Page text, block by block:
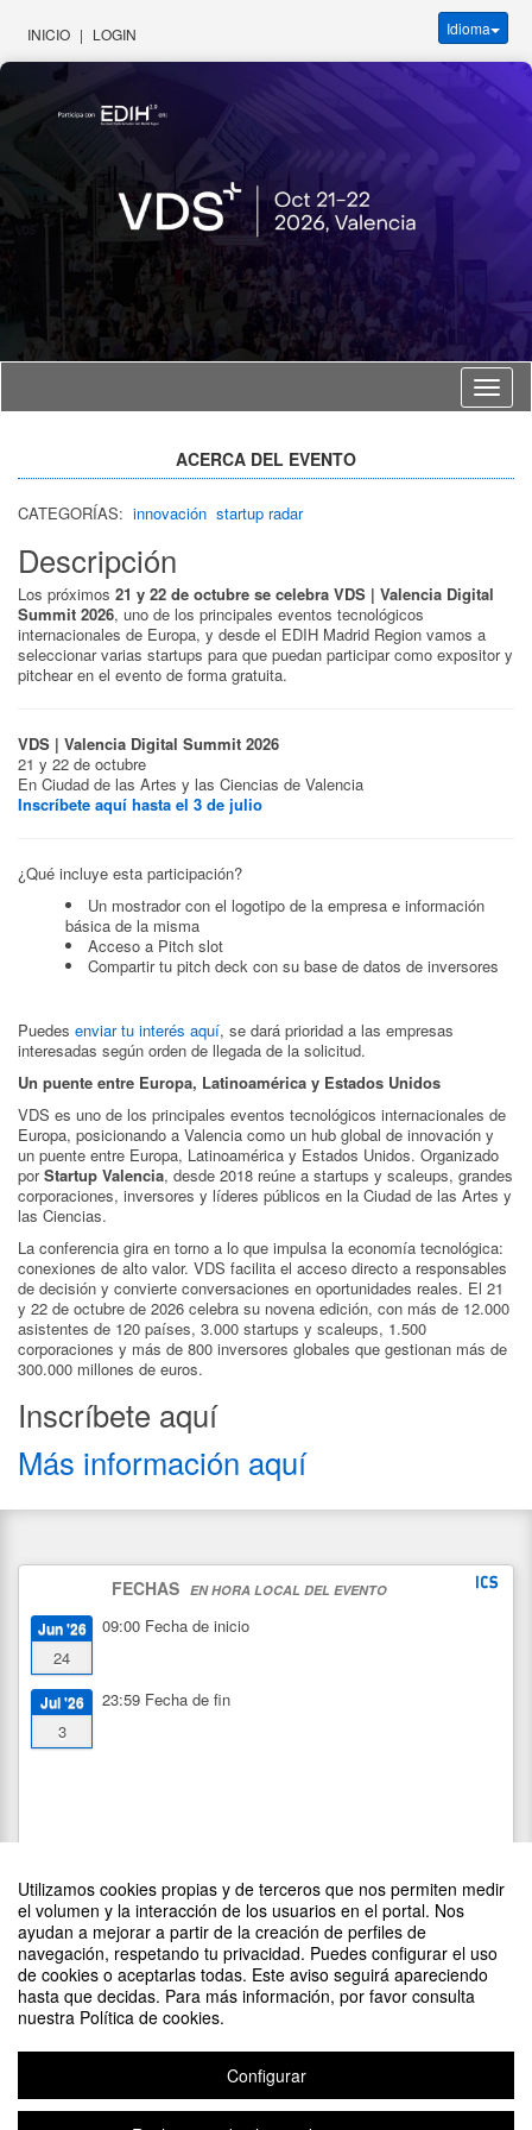
Utilizamos cookies propias y de terceros que nos permiten medir
el volumen y la interacción de los usuarios en el portal. Nos
ayudan a mejorar a partir de la creación de perfiles de
navegación, respetando tu privacidad. Puedes configurar el uso
de cookies o aceptarlas todas. Este aviso seguirá apareciendo
hasta que decidas. Para más información, por favor consulta
nuestra Política de cookies.
Configurar
INICIO | LOGIN Idioma
Idioma
ACERCA DEL EVENTO
CATEGORÍAS: innovación startup radar
Descripción
Los próximos 21 y 22 de octubre se celebra VDS | Valencia Digital
Summit 2026, uno de los principales eventos tecnológicos
internacionales de Europa, y desde el EDIH Madrid Region vamos a
seleccionar varias startups para que puedan participar como expositor y
pitchear en el evento de forma gratuita.
VDS | Valencia Digital Summit 2026
21 y 22 de octubre
En Ciudad de las Artes y las Ciencias de Valencia
Inscríbete aquí hasta el 3 de julio
¿Qué incluye esta participación?
Un mostrador con el logotipo de la empresa e información
básica de la misma
Acceso a Pitch slot
Compartir tu pitch deck con su base de datos de inversores
Puedes enviar tu interés aquí, se dará prioridad a las empresas
interesadas según orden de llegada de la solicitud.
Un puente entre Europa, Latinoamérica y Estados Unidos
VDS es uno de los principales eventos tecnológicos internacionales de
Europa, posicionando a Valencia como un hub global de innovación y
un puente entre Europa, Latinoamérica y Estados Unidos. Organizado
porStartup Valencia, desde 2018 reúne a startups y scaleups, grandes
corporaciones, inversores y líderes públicos en la Ciudad de las Artes y
las Ciencias.
La conferencia gira en torno a lo que impulsa la economía tecnológica:
conexiones de alto valor. VDS facilita el acceso directo a responsables
de decisión y convierte conversaciones en oportunidades reales. El 21
y 22 de octubre de 2026 celebra su novena edición, con más de 12.000
asistentes de 120 países, 3.000 startups y scaleups, 1.500
corporaciones y más de 800 inversores globales que gestionan más de
300.000 millones de euros.
Inscríbete aquí
Más información aquí
FECHAS EN HORA LOCAL DEL EVENTO
Jun '26
24
09:00 Fecha de inicio
Jul '26
3
23:59 Fecha de fin
DIFUNDE TU EVENTO PONIENDO EL SIGUIENTE CÓDIGO
EN TU SITIO